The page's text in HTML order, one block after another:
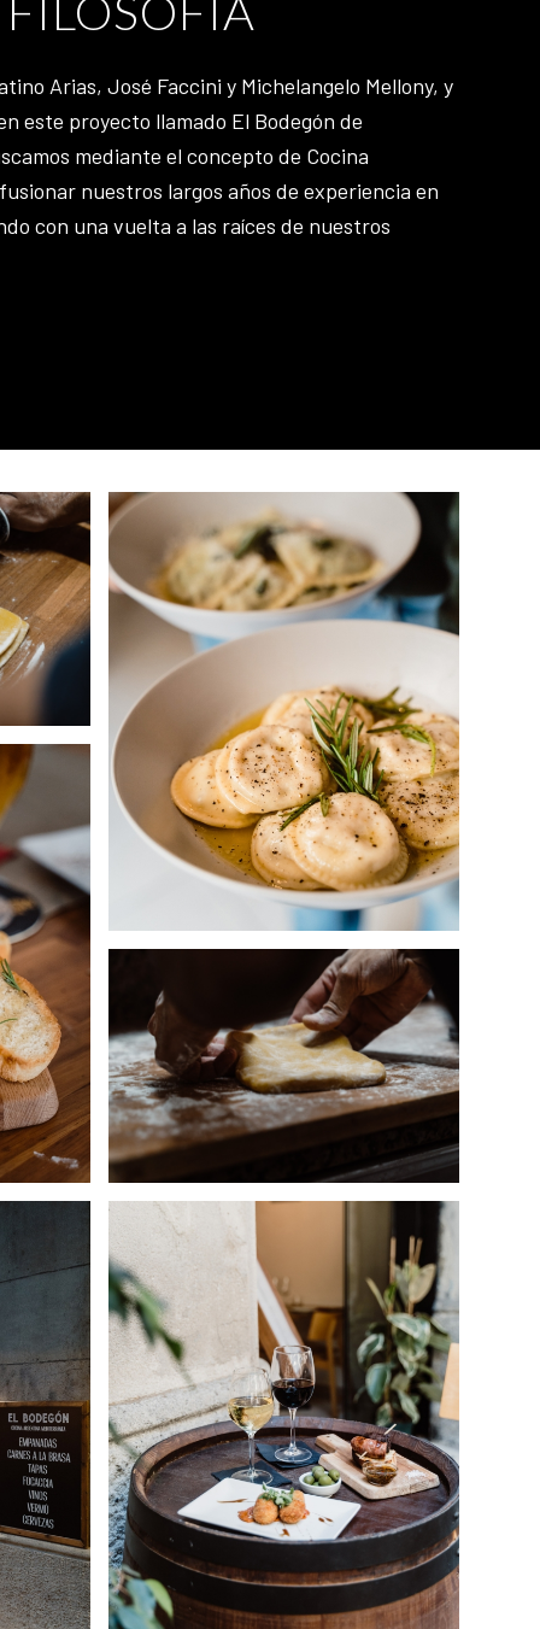
Arias, José Faccini y Michelangelo Mellony, y
este proyecto llamado El Bodegón de
mediante el concepto de Cocina
nuestros largos años de experiencia en
con una vuelta a las raíces de nuestros